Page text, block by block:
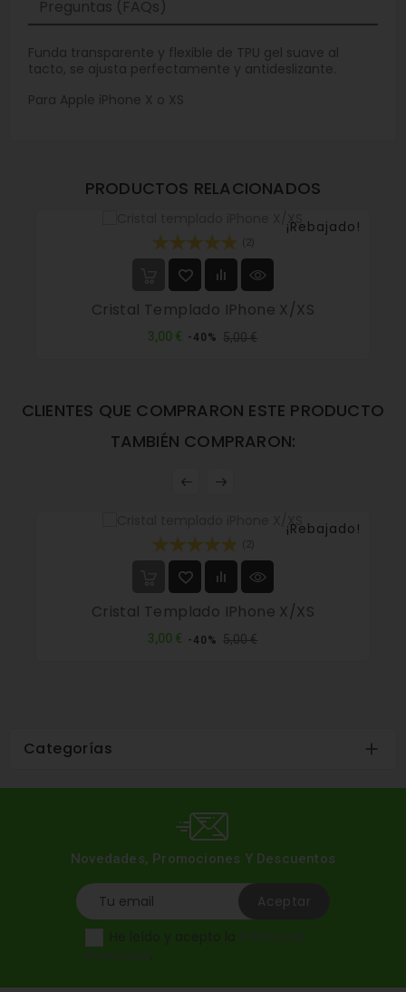
Preguntas (FAQs)
Funda transparente y flexible de TPU gel suave al
tacto, se ajusta perfectamente y antideslizante.
Para Apple iPhone X o XS
PRODUCTOS RELACIONADOS
¡Rebajado!
(2)
Cristal Templado IPhone X/XS
3,00 € Precio
-40% 5,00 €Precio
CLIENTES QUE COMPRARON ESTE PRODUCTO
TAMBIÉN COMPRARON:
¡Rebajado!
(2)
Cristal Templado IPhone X/XS
3,00 € Precio
-40% 5,00 €Precio
Categorías 
Novedades, Promociones Y Descuentos